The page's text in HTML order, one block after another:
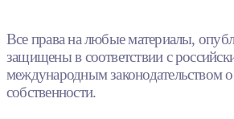
Все права на любые материалы,
защищены в соответствии с
международным законодательством
собственности.